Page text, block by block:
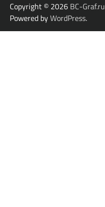
Copyright © 2026 BC-Graf.ru
Powered byWordPress.